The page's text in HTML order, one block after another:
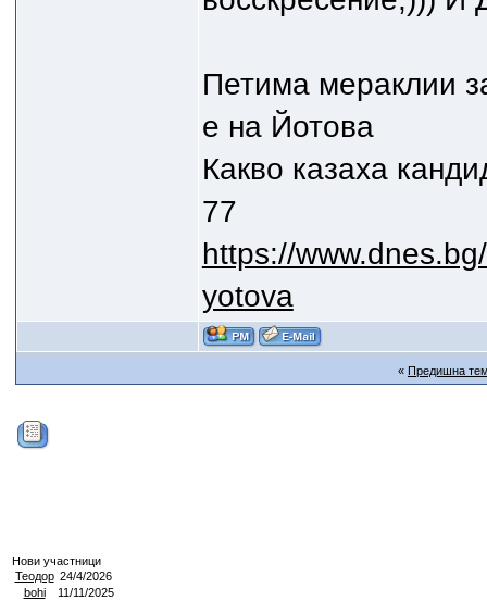
Петима мераклии
е на Йотова
Какво казаха
77
https://
yotova
« Предишна
Нови участници
Теодор 24/4/2026
bohi
11/11/2025